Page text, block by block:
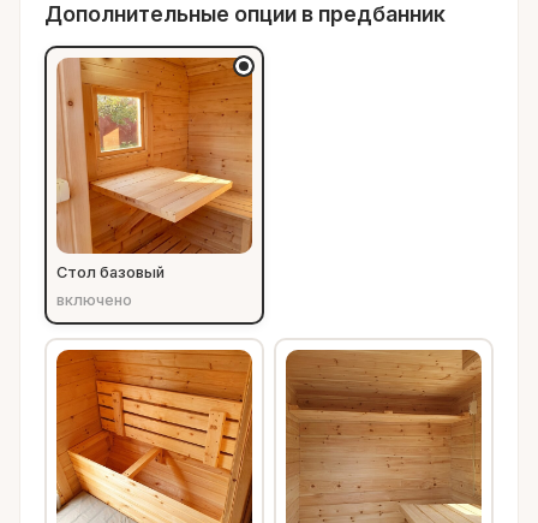
Дополнительные опции в предбанник
Стол базовый
включено